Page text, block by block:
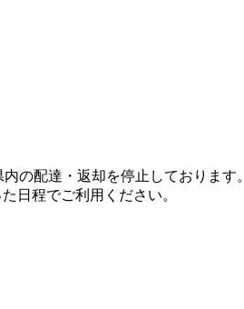
の配達・返却を停止しております。
日程でご利用ください。